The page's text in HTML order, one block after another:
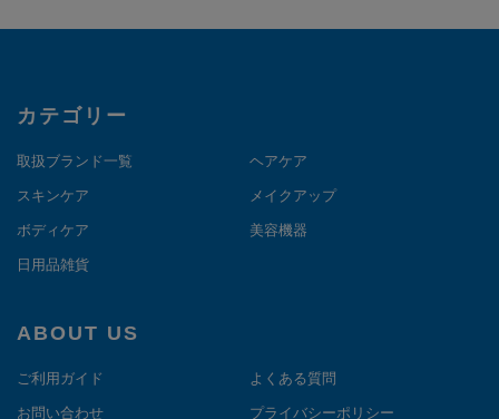
カテゴリー
取扱ブランド一覧 ヘアケア
スキンケア メイクアップ
ボディケア 美容機器
日用品雑貨
ABOUT US
ご利用ガイド よくある質問
お問い合わせ プライバシーポリシー